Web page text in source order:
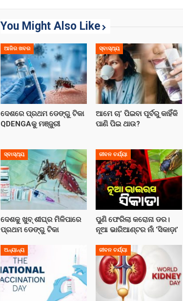
You Might Also Like
ଆଜିର ଖବର
ଦେଶରେ ପ୍ରଥମ ଡେଙ୍ଗୁ ଟିକା
QDENGAକୁ ମଞ୍ଜୁରୀ
ସ୍ବାସ୍ଥ୍ୟ
ଆମେ ଚା’ ପିଇବା ପୂର୍ବରୁ କାହିଁକି
ପାଣି ପିଇ ଥାଉ?
ସ୍ବାସ୍ଥ୍ୟ
ଦେଶକୁ ଖୁବ୍ ଶୀଘ୍ର ମିଳିପାରେ
ପ୍ରଥମ ଡେଙ୍ଗୁ ଟିକା
ଜୀବନ ଚର୍ଯ୍ୟା
ପୁଣି ଫେରିଲା କରୋନା ଡର।
ନୂଆ ଭାରିଆଣ୍ଟର ନାଁ ‘ସିକାଡ଼ା’
ଅନ୍ୟାନ୍ୟ ଜୀବନ ଚର୍ଯ୍ୟା